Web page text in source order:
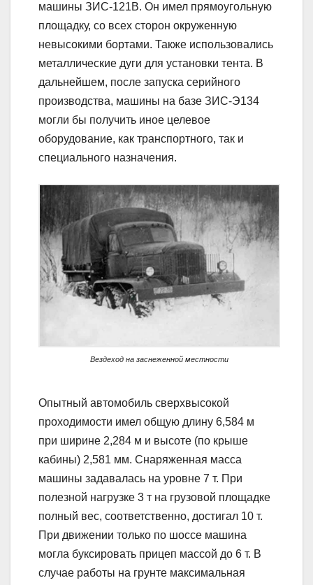
машины ЗИС-121В. Он имел прямоугольную
площадку, со всех сторон окруженную
невысокими бортами. Также использовались
металлические дуги для установки тента. В
дальнейшем, после запуска серийного
производства, машины на базе ЗИС-Э134
могли бы получить иное целевое
оборудование, как транспортного, так и
специального назначения.
Вездеход на заснеженной местности
Опытный автомобиль сверхвысокой
проходимости имел общую длину 6,584 м
при ширине 2,284 м и высоте (по крыше
кабины) 2,581 мм. Снаряженная масса
машины задавалась на уровне 7 т. При
полезной нагрузке 3 т на грузовой площадке
полный вес, соответственно, достигал 10 т.
При движении только по шоссе машина
могла буксировать прицеп массой до 6 т. В
случае работы на грунте максимальная